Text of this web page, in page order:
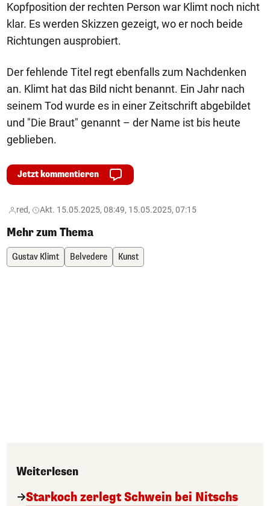
Kopfposition der rechten Person war Klimt noch nicht
klar. Es werden Skizzen gezeigt, wo er noch beide
Richtungen ausprobiert.
Der fehlende Titel regt ebenfalls zum Nachdenken
an. Klimt hat das Bild nicht benannt. Ein Jahr nach
seinem Tod wurde es in einer Zeitschrift abgebildet
und "Die Braut" genannt – der Name ist bis heute
geblieben.
Jetzt kommentieren
red, Akt. 15.05.2025, 08:49, 15.05.2025, 07:15
Mehr zum Thema
Gustav Klimt Belvedere Kunst
Weiterlesen
Starkoch zerlegt Schwein bei Nitschs